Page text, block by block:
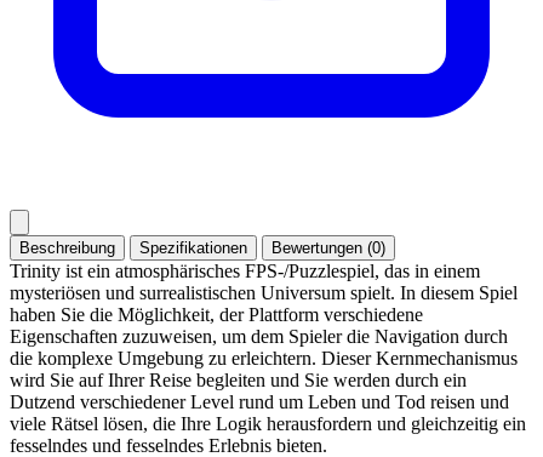
Beschreibung Spezifikationen Bewertungen (0)
Trinity ist ein atmosphärisches FPS-/Puzzlespiel, das in einem
mysteriösen und surrealistischen Universum spielt. In diesem Spiel
haben Sie die Möglichkeit, der Plattform verschiedene
Eigenschaften zuzuweisen, um dem Spieler die Navigation durch
die komplexe Umgebung zu erleichtern. Dieser Kernmechanismus
wird Sie auf Ihrer Reise begleiten und Sie werden durch ein
Dutzend verschiedener Level rund um Leben und Tod reisen und
viele Rätsel lösen, die Ihre Logik herausfordern und gleichzeitig ein
fesselndes und fesselndes Erlebnis bieten.